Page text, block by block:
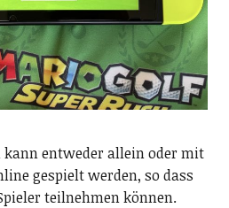
kann entweder allein oder mit
gespielt werden, so dass
teilnehmen können.